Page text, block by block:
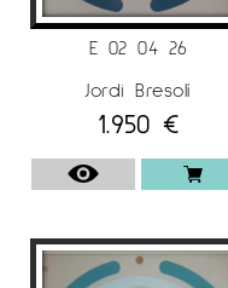
E 02 04 26
Jordi Bresolí
1.950 €